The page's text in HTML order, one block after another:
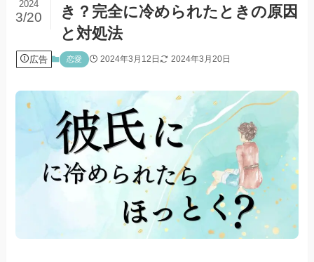
き？完全に冷められたときの原因
と対処法
2024
3/20
広告 恋愛 2024年3月12日 2024年3月20日